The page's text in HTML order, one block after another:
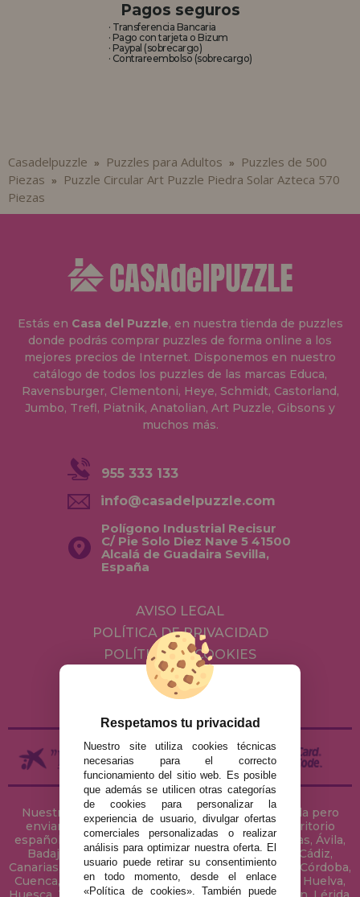
Pagos seguros
· Transferencia Bancaria
· Pago con tarjeta o Bizum
· Paypal (sobrecargo)
· Contrareembolso (sobrecargo)
Casadelpuzzle » Puzzles para Adultos »
Puzzles de 500
Piezas »
Puzzle Circular Art Puzzle Piedra Solar Azteca 570
Piezas
Estás en Casa del Puzzle, en nuestra tienda de puzzles
donde podrás comprar puzzles de forma online a los
mejores precios de Internet. Disponemos en nuestro
catálogo de todos los puzzles de las marcas Educa,
Ravensburger, Clementoni, Heye, Schmidt, Castorland,
Jumbo, Trefl, Piatnik, Anatolian, Art Puzzle, Gibsons y
muchos más.
955 333 133
info@casadelpuzzle.com
Polígono Industrial Recisur
C/ Pie Solo Diez Nave 5 41500
Alcalá de Guadaira Sevilla,
España
AVISO LEGAL
POLÍTICA DE PRIVACIDAD
POLÍTICA DE COOKIES
ENVÍOS Y DEVOLUCIONES
DEVOLUCIONES / DESISTIMIENTO
Nuestra tienda de puzzles está ubicada en Sevilla pero
enviamos tus puzzles a cualquier ciudad del territorio
español: Álava, Albacete, Alicante, Almería, Asturias, Ávila,
Badajoz, Baleares, Barcelona, Burgos, Cáceres, Cádiz,
Canarias, Cantabria, Castellón, Ceuta, Ciudad Real, Córdoba,
Cuenca, Gerona, Granada, Guadalajara, Guipúzcoa, Huelva,
Respetamos tu privacidad
Nuestro site utiliza cookies técnicas
necesarias para el correcto
funcionamiento del sitio web. Es posible
que además se utilicen otras categorías
de cookies para personalizar la
experiencia de usuario, divulgar ofertas
comerciales personalizadas o realizar
análisis para optimizar nuestra oferta. El
usuario puede retirar su consentimiento
en todo momento, desde el enlace
«Política de cookies». También puede